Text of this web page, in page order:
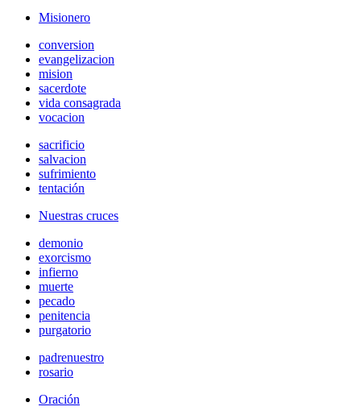
Misionero
conversion
evangelizacion
mision
sacerdote
vida consagrada
vocacion
sacrificio
salvacion
sufrimiento
tentación
Nuestras cruces
demonio
exorcismo
infierno
muerte
pecado
penitencia
purgatorio
padrenuestro
rosario
Oración